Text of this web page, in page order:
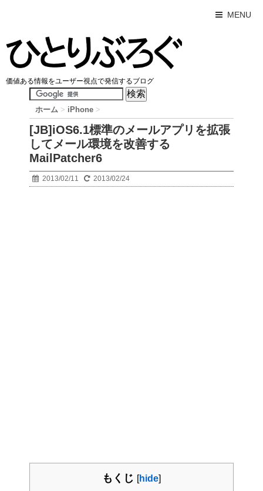
MENU
価値ある情報をユーザー視点で発信するブログ
ホーム > iPhone >
[JB]iOS6.1標準のメールアプリを拡張
してメール環境を改善する
MailPatcher6
2013/02/11 2013/02/24
もくじ [hide]